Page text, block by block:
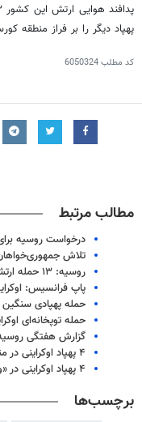
پهپاد دیگر را بر فراز منطقه
کد مطلب6050324
مطالب مرتبط
درخواست روسیه
تلاش
روسیه: ۱۳ حمله ارتش اوکراین دفع شد
پاپ فرانسیس:
حمله پهپادی
حمله توپخانه‌ای اوکراین به
گزارش هفتگی
۴ پهپاد اوکراینی در منطقه «بلگورود» و «کورسک» روسیه سرنگون شدند
۴ پهپاد اوکراینی در «ولگاگراد» روسیه سرنگون شدند
برچسب‌ها